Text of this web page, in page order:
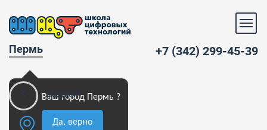
Пермь
Ваш город Пермь ?
Да, верно
+7 (342) 299-45-39
Кружки